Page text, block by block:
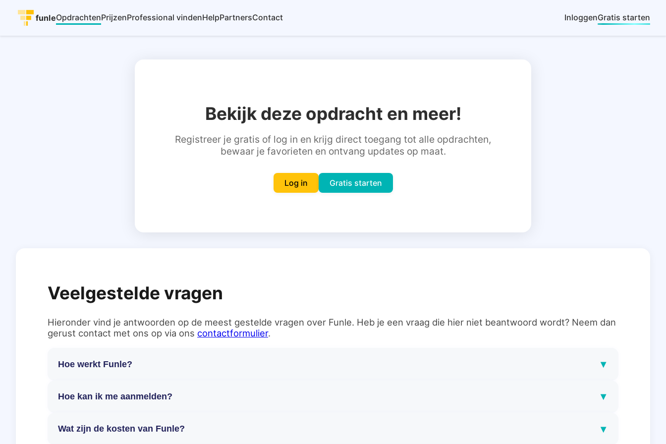
funleOpdrachtenPrijzenProfessional vindenHelpPartnersContact InloggenGratis starten
Bekijk deze opdracht en meer!
Registreer je gratis of log in en krijg direct toegang tot alle opdrachten,
bewaar je favorieten en ontvang updates op maat.
Log in Gratis starten
Veelgestelde vragen
Hieronder vind je antwoorden op de meest gestelde vragen over Funle. Heb je een vraag die hier niet beantwoord wordt? Neem dan
gerust contact met ons op via ons contactformulier.
Hoe werkt Funle? ▾
Hoe kan ik me aanmelden? ▾
Wat zijn de kosten van Funle? ▾